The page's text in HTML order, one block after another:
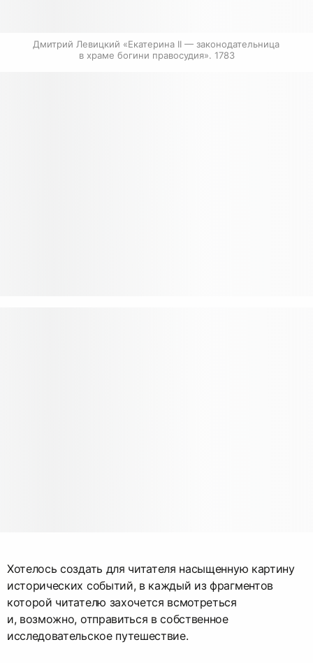
Дмитрий Левицкий «Екатерина II — законодательница
в храме богини правосудия». 1783
Хотелось создать для читателя насыщенную картину
исторических событий, в каждый из фрагментов
которой читателю захочется всмотреться
и, возможно, отправиться в собственное
исследовательское путешествие.